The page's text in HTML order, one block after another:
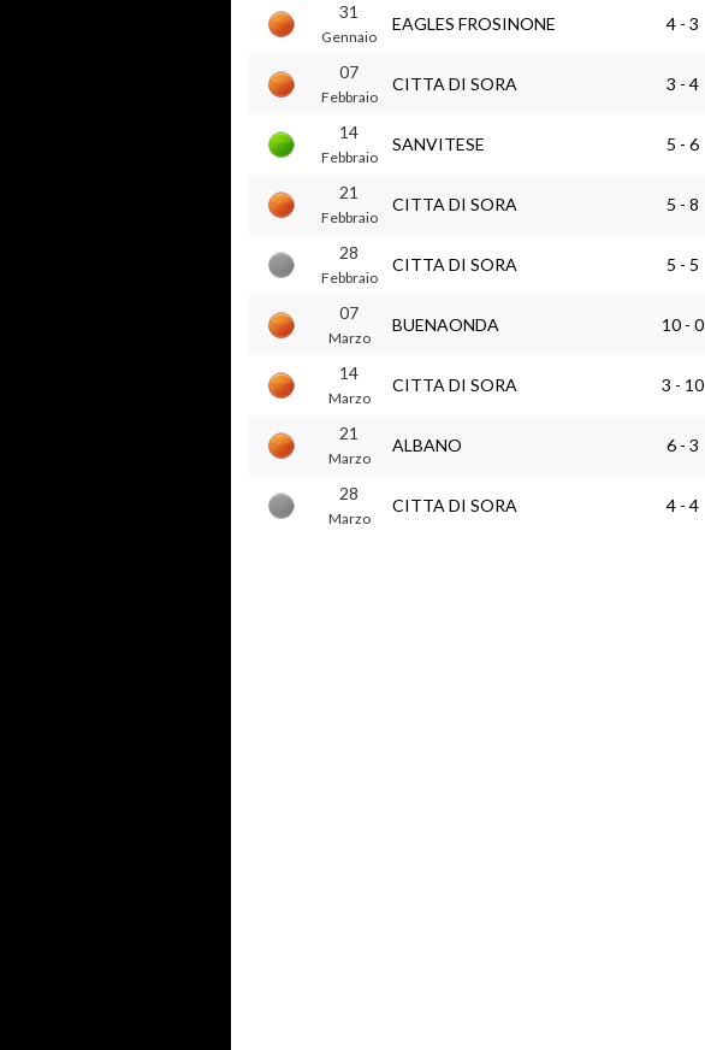
31
Gennaio
EAGLES FROSINONE 4 - 3
07
Febbraio
CITTA DI SORA 3 - 4
14
Febbraio
SANVITESE 5 - 6
21
Febbraio
CITTA DI SORA 5 - 8
28
Febbraio
CITTA DI SORA 5 - 5
07
Marzo
BUENAONDA 10 - 0
14
Marzo
CITTA DI SORA 3 - 10
21
Marzo
ALBANO 6 - 3
28
Marzo
CITTA DI SORA 4 - 4